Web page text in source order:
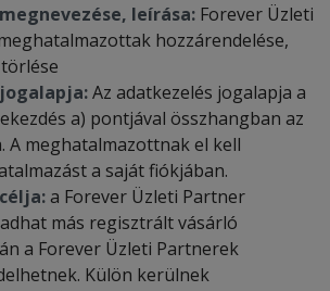
leírása: Forever Üzleti
hozzárendelése,
Az adatkezelés jogalapja a
a) pontjával összhangban az
A meghatalmazottnak el kell
a saját fiókjában.
a Forever Üzleti Partner
más regisztrált vásárló
a Forever Üzleti Partnerek
Külön kerülnek